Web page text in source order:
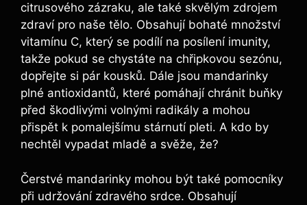
citrusového zázraku, ale také skvělým zdrojem
zdraví pro naše tělo. Obsahují bohaté množství
vitamínu C, který se podílí na posílení imunity,
takže pokud se chystáte na chřipkovou sezónu,
dopřejte si pár kousků. Dále jsou mandarinky
plné antioxidantů, které pomáhají chránit buňky
před škodlivými volnými radikály a mohou
přispět k pomalejšímu stárnutí pleti. A kdo by
nechtěl vypadat mladě a svěže, že?
Čerstvé mandarinky mohou být také pomocníky
při udržování zdravého srdce. Obsahují